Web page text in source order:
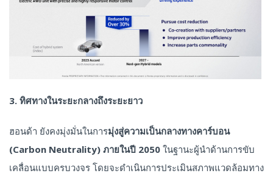
3. ทิศทางในระยะกลางถึงระยะยาว
ฮอนด้า ยังคงมุ่งมั่นในการมุ่งสู่ความเป็นกลางทางคาร์บอน
(Carbon Neutrality) ภายในปี 2050 ในฐานะผู้นำด้านการขับ
เคลื่อนแบบครบวงจร โดยจะดำเนินการประเมินสภาพแวดล้อมทาง